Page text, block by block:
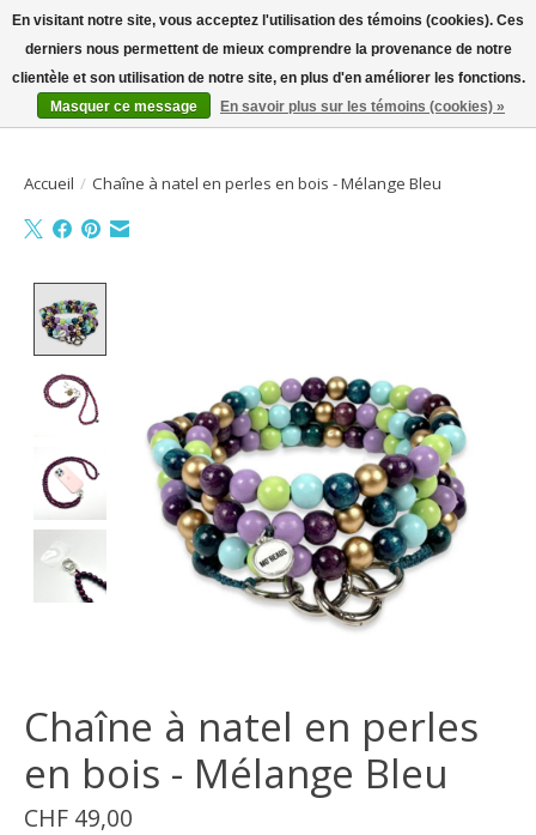
Bienvenue sur la boutique en ligne
Liste dePanier
Accueil / Chaîne à natel en perles en bois - Mélange Bleu
Chaîne à natel en perles
en bois - Mélange Bleu
CHF 49,00
En visitant notre site, vous acceptez l'utilisation des témoins (cookies). Ces
derniers nous permettent de mieux comprendre la provenance de notre
clientèle et son utilisation de notre site, en plus d'en améliorer les fonctions.
Masquer ce message
En savoir plus sur les témoins (cookies) »